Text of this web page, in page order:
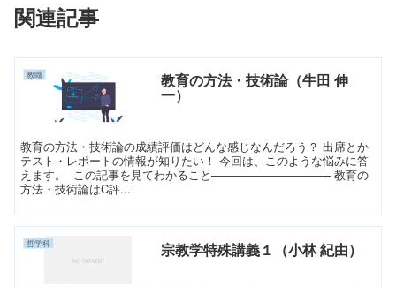
関連記事
教職 教育の方法・技術論（牛田 伸
一）
教育の方法・技術論の成績評価はどんな感じなんだろう？ 出席とか
テスト・レポートの情報が知りたい！ 今回は、このような悩みに答
えます。 この記事を見てわかること─────────────── 教育の
方法・技術論はC評...
哲学科 宗教学特殊講義１（小林 紀由）